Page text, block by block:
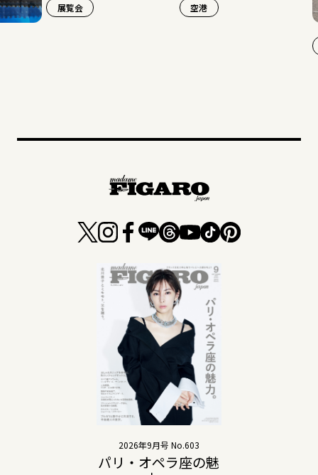
展覧会
2026年9月号 No.603
パリ・オペラ座の魅